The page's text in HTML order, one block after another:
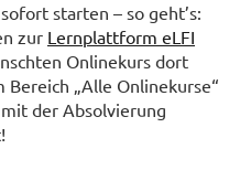
starten – so geht’s:
zur Lernplattform eLFI
Onlinekurs dort
„Alle Onlinekurse“
der Absolvierung